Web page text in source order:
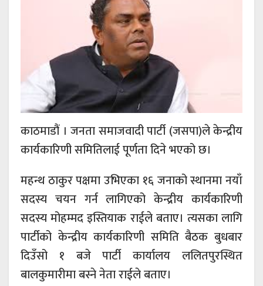
काठमाडौं । जनता समाजवादी पार्टी (जसपा)ले केन्द्रीय
कार्यकारिणी समितिलाई पूर्णता दिने भएको छ।
महन्थ ठाकुर पक्षमा उभिएका १६ जनाको स्थानमा नयाँ
सदस्य चयन गर्न लागिएको केन्द्रीय कार्यकारिणी
सदस्य मोहम्मद इस्तियाक राईले बताए। त्यसका लागि
पार्टीको केन्द्रीय कार्यकारिणी समिति बैठक बुधबार
दिउँसो १ बजे पार्टी कार्यालय ललितपुरस्थित
बालकुमारीमा बस्ने नेता राईले बताए।